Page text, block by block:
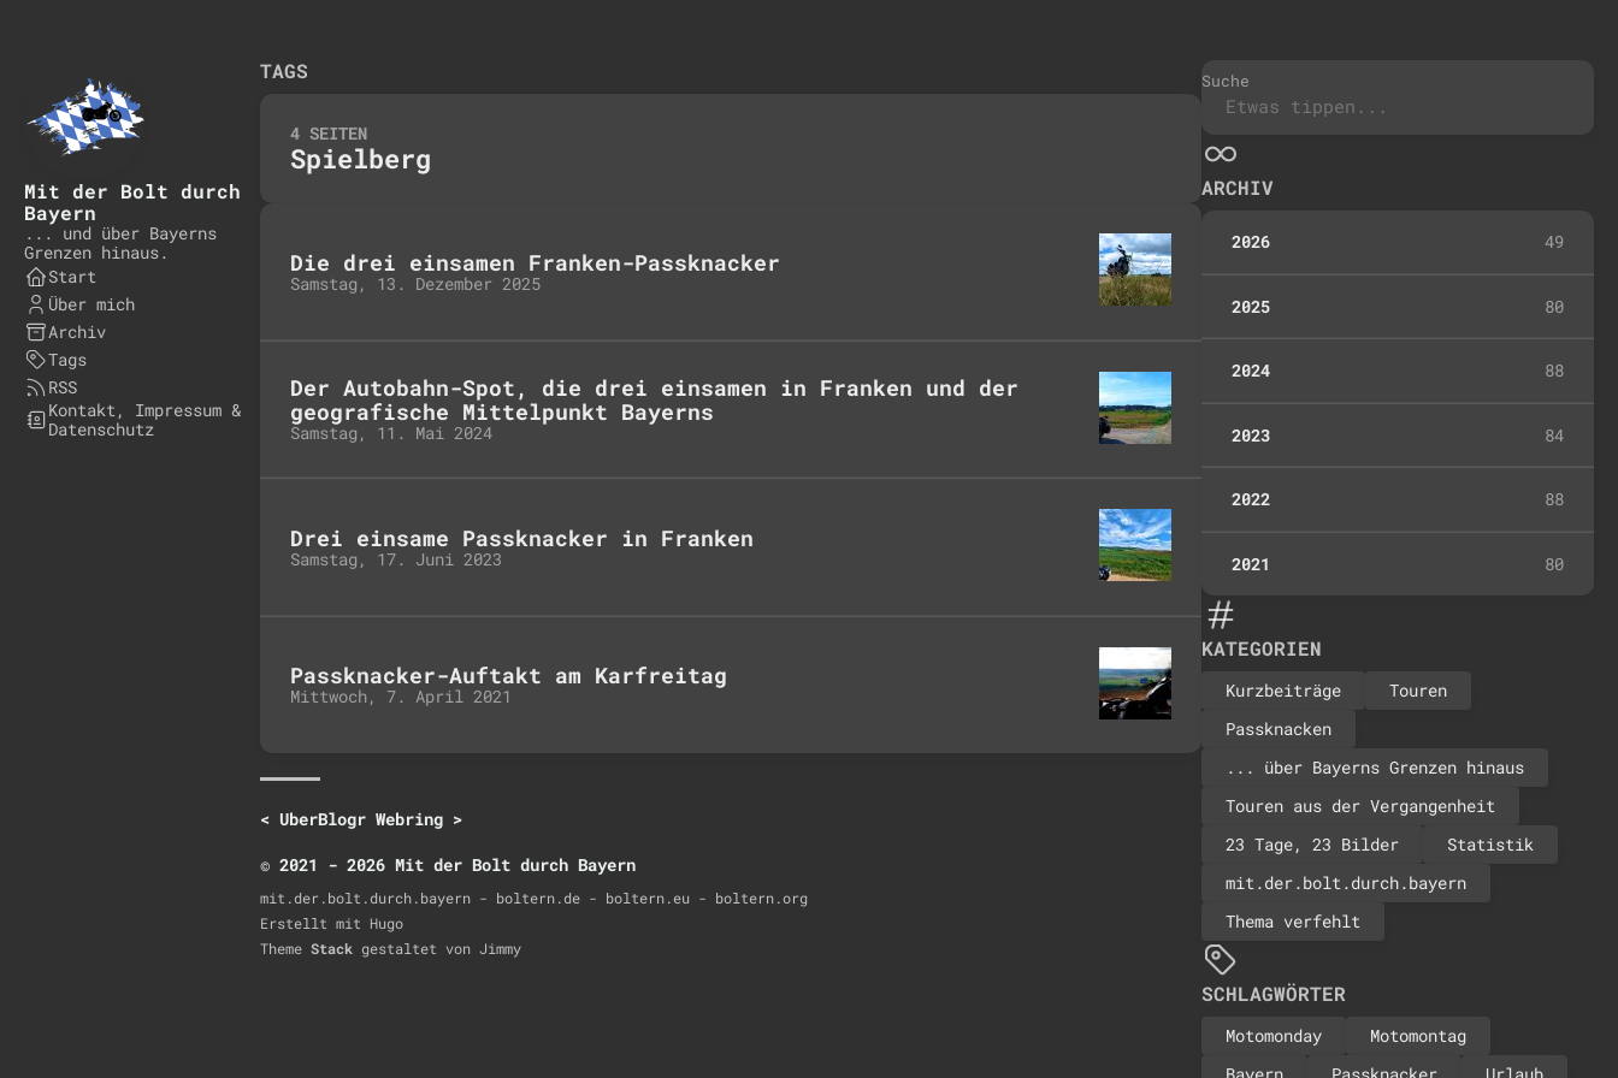
Mit der Bolt durch
Bayern
... und über Bayerns
Grenzen hinaus.
Start
Über mich
Archiv
Tags
RSS
Kontakt, Impressum &
Datenschutz
Suche
ARCHIV
2026 49
2025 80
2024 88
2023 84
2022 88
2021 80
KATEGORIEN
Kurzbeiträge
Touren
Passknacken
... über Bayerns Grenzen hinaus
Touren aus der Vergangenheit
23 Tage, 23 Bilder
Statistik
mit.der.bolt.durch.bayern
Thema verfehlt
SCHLAGWÖRTER
Motomonday
Motomontag
Bayern
Passknacker Urlaub
TAGS
4 SEITEN
Spielberg
Die drei einsamen Franken-Passknacker
Samstag, 13. Dezember 2025
Der Autobahn-Spot, die drei einsamen in Franken und der
geografische Mittelpunkt Bayerns
Samstag, 11. Mai 2024
Drei einsame Passknacker in Franken
Samstag, 17. Juni 2023
Passknacker-Auftakt am Karfreitag
Mittwoch, 7. April 2021
< UberBlogr Webring >
© 2021 - 2026 Mit der Bolt durch Bayern
mit.der.bolt.durch.bayern - boltern.de - boltern.eu - boltern.org
Erstellt mit Hugo
Theme Stackgestaltet von Jimmy